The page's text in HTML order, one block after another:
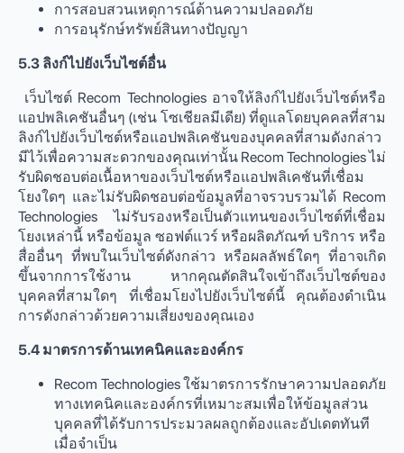
การสอบสวนเหตุการณ์ด้านความปลอดภัย
การอนุรักษ์ทรัพย์สินทางปัญญา
5.3 ลิงก์ไปยังเว็บไซต์อื่น
เว็บไซต์ Recom Technologies อาจให้ลิงก์ไปยังเว็บไซต์หรือ
แอปพลิเคชันอื่นๆ (เช่น โซเชียลมีเดีย) ที่ดูแลโดยบุคคลที่สาม
ลิงก์ไปยังเว็บไซต์หรือแอปพลิเคชันของบุคคลที่สามดังกล่าว
มีไว้เพื่อความสะดวกของคุณเท่านั้น Recom Technologies ไม่
รับผิดชอบต่อเนื้อหาของเว็บไซต์หรือแอปพลิเคชันที่เชื่อม
โยงใดๆ และไม่รับผิดชอบต่อข้อมูลที่อาจรวบรวมได้ Recom
Technologies ไม่รับรองหรือเป็นตัวแทนของเว็บไซต์ที่เชื่อม
โยงเหล่านี้ หรือข้อมูล ซอฟต์แวร์ หรือผลิตภัณฑ์ บริการ หรือ
สื่ออื่นๆ ที่พบในเว็บไซต์ดังกล่าว หรือผลลัพธ์ใดๆ ที่อาจเกิด
ขึ้นจากการใช้งาน หากคุณตัดสินใจเข้าถึงเว็บไซต์ของ
บุคคลที่สามใดๆ ที่เชื่อมโยงไปยังเว็บไซต์นี้ คุณต้องดำเนิน
การดังกล่าวด้วยความเสี่ยงของคุณเอง
5.4 มาตรการด้านเทคนิคและองค์กร
Recom Technologies ใช้มาตรการรักษาความปลอดภัย
ทางเทคนิคและองค์กรที่เหมาะสมเพื่อให้ข้อมูลส่วน
บุคคลที่ได้รับการประมวลผลถูกต้องและอัปเดตทันที
เมื่อจำเป็น